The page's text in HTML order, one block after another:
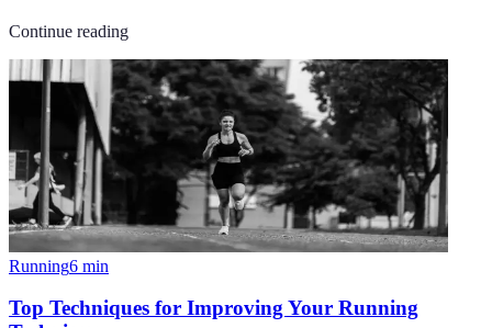
Continue reading
Running6 min
Top Techniques for Improving Your Running